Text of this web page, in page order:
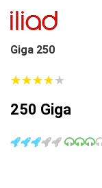
Giga 250
★★★★★
★★★★★
250 Giga